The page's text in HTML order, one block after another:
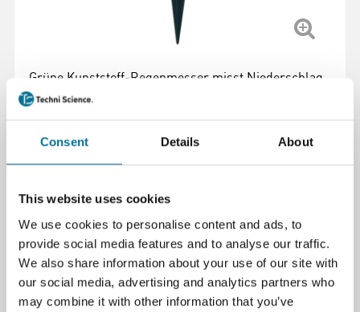
Consent Details About
This website uses cookies
We use cookies to personalise content and ads, to
provide social media features and to analyse our traffic.
We also share information about your use of our site with
our social media, advertising and analytics partners who
may combine it with other information that you’ve
Grüne Kunststoff-Regenmesser misst Niederschlag
und Feuchtigkeit. Kann im Freien platziert werden,
um Daten zu Regenfall zu erfassen.
Weiterlesen
4,87 € inkl. MwSt.
Zum Warenkorb hinzufügen